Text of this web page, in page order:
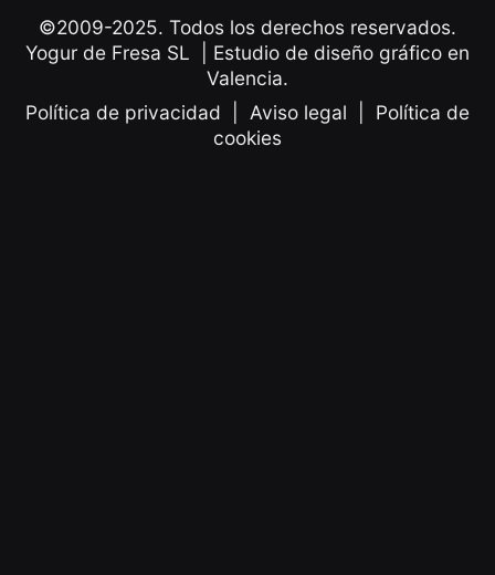
©2009-2025. Todos los derechos reservados.
Yogur de Fresa SL | Estudio de diseño gráfico en
Valencia.
Política de privacidad
Aviso legal
Política de
cookies